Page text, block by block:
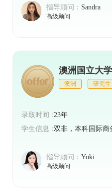
指导顾问： Sandra
高级顾问
澳洲国立大
澳洲 研究生
录取时间：23年
学生信息：双非，本科国际商
指导顾问： Yoki
高级顾问